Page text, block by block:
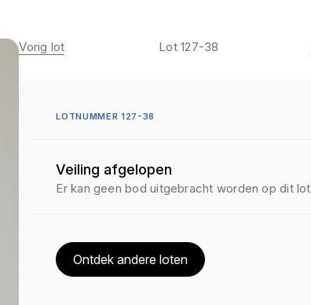
Vorig lot Lot 127-38
LOTNUMMER 127-38
Veiling afgelopen
Er kan geen bod uitgebracht worden op dit lot
Ontdek andere loten